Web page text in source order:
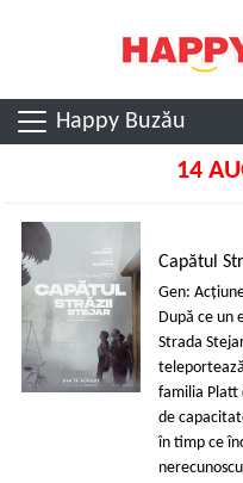
Happy Buzău
14
Capătul
Gen:
După ce un
Strada
familia Platt
de
în timp ce